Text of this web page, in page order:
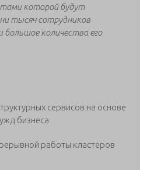
которой будут
тысяч сотрудников
большое количества его
сервисов на основе
бизнеса
работы кластеров